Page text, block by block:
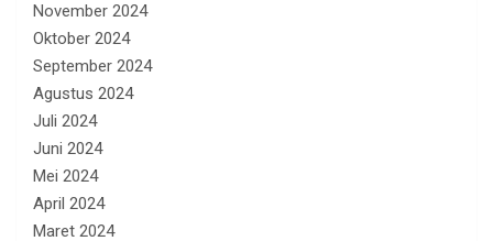
November 2024
Oktober 2024
September 2024
Agustus 2024
Juli 2024
Juni 2024
Mei 2024
April 2024
Maret 2024